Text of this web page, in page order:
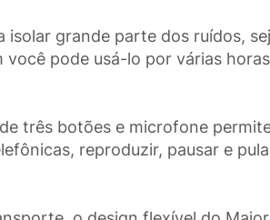
grande parte dos ruídos,
você pode usá-lo por várias horas
três botões e microfone
reproduzir, pausar e